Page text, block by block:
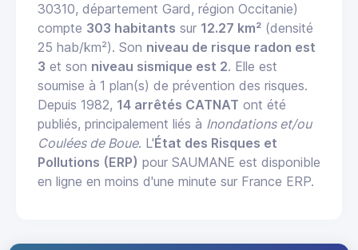
30310, département Gard, région Occitanie)
compte 303 habitants sur 12.27 km² (densité
25 hab/km²). Son niveau de risque radon est
3 et son niveau sismique est 2. Elle est
soumise à 1 plan(s) de prévention des risques.
Depuis 1982, 14 arrêtés CATNAT ont été
publiés, principalement liés à Inondations et/ou
Coulées de Boue. L'État des Risques et
Pollutions (ERP) pour SAUMANE est disponible
en ligne en moins d'une minute sur France ERP.